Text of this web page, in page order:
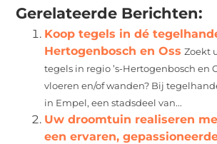
Gerelateerde Berichten:
Koop tegels in dé
Hertogenbosch en Oss Zoekt
tegels in regio ’s-Hertogenbosch en
vloeren en/of wanden? Bij
in Empel, een stadsdeel van...
Uw droomtuin realiseren
een ervaren,